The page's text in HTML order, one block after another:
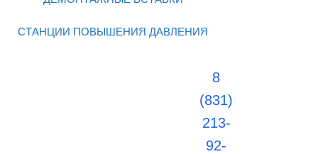
СТАНЦИИ ПОВЫШЕНИЯ ДАВЛЕНИЯ
8
(831)
213-
92-